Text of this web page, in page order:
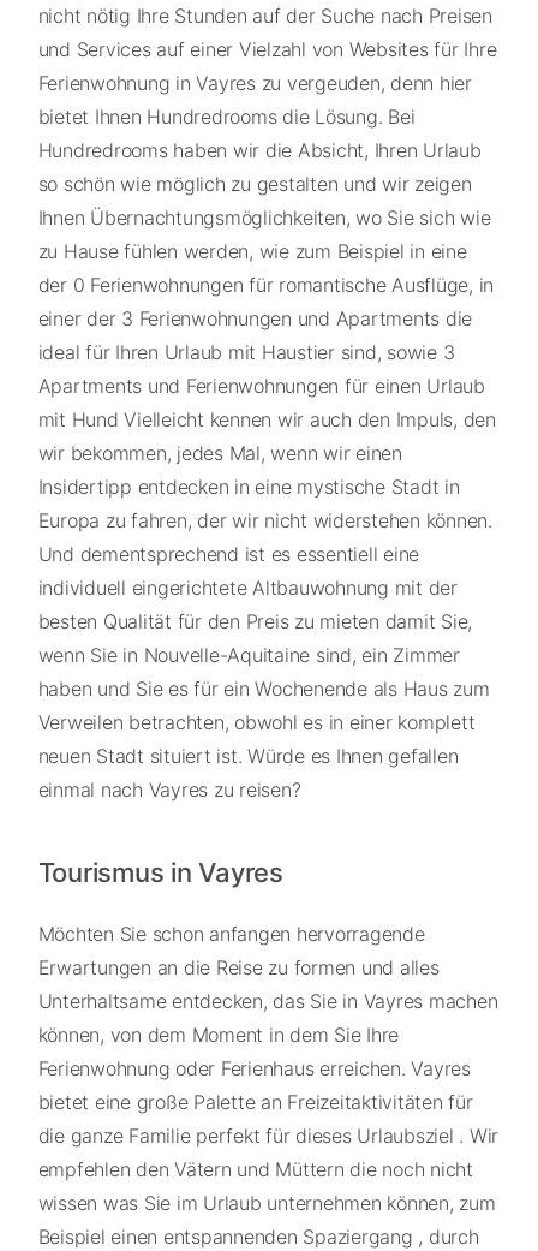
nicht nötig Ihre Stunden auf der Suche nach Preisen
und Services auf einer Vielzahl von Websites für Ihre
Ferienwohnung in Vayres zu vergeuden, denn hier
bietet Ihnen Hundredrooms die Lösung. Bei
Hundredrooms haben wir die Absicht, Ihren Urlaub
so schön wie möglich zu gestalten und wir zeigen
Ihnen Übernachtungsmöglichkeiten, wo Sie sich wie
zu Hause fühlen werden, wie zum Beispiel in eine
der 0 Ferienwohnungen für romantische Ausflüge, in
einer der 3 Ferienwohnungen und Apartments die
ideal für Ihren Urlaub mit Haustier sind, sowie 3
Apartments und Ferienwohnungen für einen Urlaub
mit Hund Vielleicht kennen wir auch den Impuls, den
wir bekommen, jedes Mal, wenn wir einen
Insidertipp entdecken in eine mystische Stadt in
Europa zu fahren, der wir nicht widerstehen können.
Und dementsprechend ist es essentiell eine
individuell eingerichtete Altbauwohnung mit der
besten Qualität für den Preis zu mieten damit Sie,
wenn Sie in Nouvelle-Aquitaine sind, ein Zimmer
haben und Sie es für ein Wochenende als Haus zum
Verweilen betrachten, obwohl es in einer komplett
neuen Stadt situiert ist. Würde es Ihnen gefallen
einmal nach Vayres zu reisen?
Tourismus in Vayres
Möchten Sie schon anfangen hervorragende
Erwartungen an die Reise zu formen und alles
Unterhaltsame entdecken, das Sie in Vayres machen
können, von dem Moment in dem Sie Ihre
Ferienwohnung oder Ferienhaus erreichen. Vayres
bietet eine große Palette an Freizeitaktivitäten für
die ganze Familie perfekt für dieses Urlaubsziel . Wir
empfehlen den Vätern und Müttern die noch nicht
wissen was Sie im Urlaub unternehmen können, zum
Beispiel einen entspannenden Spaziergang , durch